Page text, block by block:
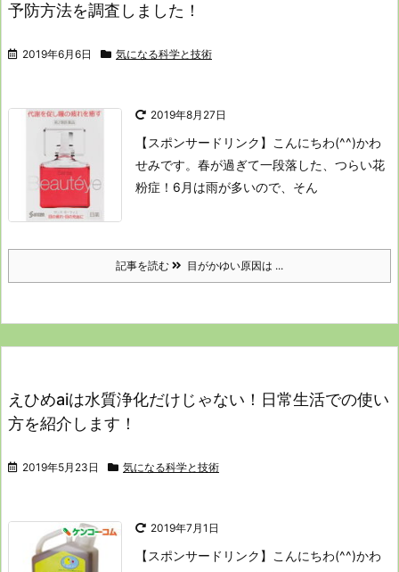
予防方法を調査しました！
2019年6月6日 気になる科学と技術
2019年8月27日
【スポンサードリンク】
こんにちわ(^^)かわ
せみです。 春が過ぎて一段落した、つらい花
粉症！ 6月は雨が多いので、そん
記事を読む 目がかゆい原因は ...
えひめaiは水質浄化だけじゃない！日常生活での使い
方を紹介します！
2019年5月23日 気になる科学と技術
2019年7月1日
【スポンサードリンク】
こんにちわ(^^)かわ